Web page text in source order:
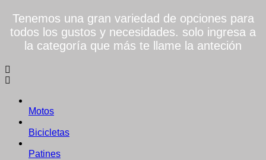
Tenemos una gran variedad de opciones para
todos los gustos y necesidades. solo ingresa a
la categoría que más te llame la anteción
Motos
Bicicletas
Patines